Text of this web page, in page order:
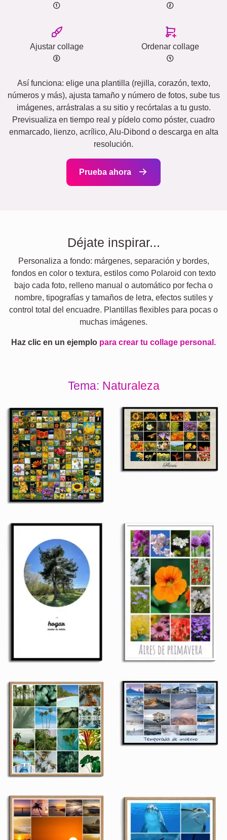
Ajustar collage Ordenar collage
Así funciona: elige una plantilla (rejilla, corazón, texto,
números y más), ajusta tamaño y número de fotos, sube tus
imágenes, arrástralas a su sitio y recórtalas a tu gusto.
Previsualiza en tiempo real y pídelo como póster, cuadro
enmarcado, lienzo, acrílico, Alu-Dibond o descarga en alta
resolución.
Prueba ahora
Déjate inspirar...
Personaliza a fondo: márgenes, separación y bordes,
fondos en color o textura, estilos como Polaroid con texto
bajo cada foto, relleno manual o automático por fecha o
nombre, tipografías y tamaños de letra, efectos sutiles y
control total del encuadre. Plantillas flexibles para pocas o
muchas imágenes.
Haz clic en un ejemplo para crear tu collage personal.
Tema: Naturaleza